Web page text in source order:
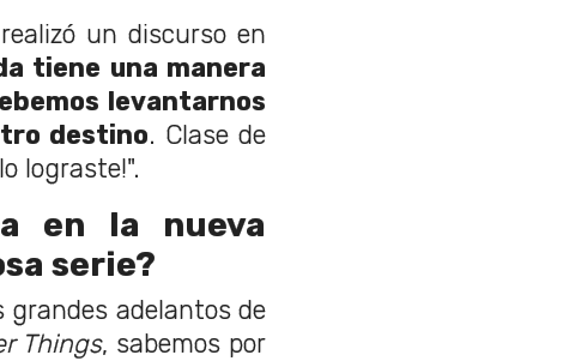
un discurso en
tiene una manera
levantarnos
destino. Clase de
lograste!".
en la nueva
serie?
grandes adelantos de
Things, sabemos por